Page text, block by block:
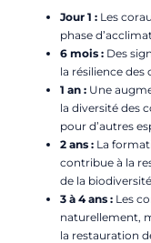
Jour 1 : Les
phase
6 mois : Des
la résilience des
1 an : Une
la diversité des
pour d’autres
2 ans : La
contribue à la
de la
3 à 4 ans : Les
naturellement,
la restauration